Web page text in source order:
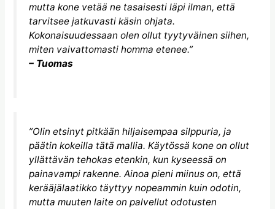
mutta kone vetää ne tasaisesti läpi ilman, että
tarvitsee jatkuvasti käsin ohjata.
Kokonaisuudessaan olen ollut tyytyväinen siihen,
miten vaivattomasti homma etenee.”
– Tuomas
”Olin etsinyt pitkään hiljaisempaa silppuria, ja
päätin kokeilla tätä mallia. Käytössä kone on ollut
yllättävän tehokas etenkin, kun kyseessä on
painavampi rakenne. Ainoa pieni miinus on, että
kerääjälaatikko täyttyy nopeammin kuin odotin,
mutta muuten laite on palvellut odotusten